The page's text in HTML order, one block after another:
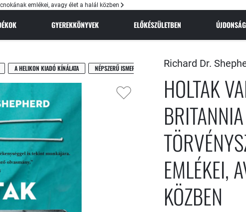
emlékei, avagy élet a halál közben
GYEREKKÖNYVEK ELŐKÉSZÜLETBEN
A HELIKON KIADÓ KÍNÁLATA NÉPSZERŰ ISMERETTERJESZTÉSRichard Dr.
HOLTAK
EMLÉKEI,
KÖZBEN